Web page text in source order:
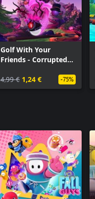
Golf With Your
Friends - Corrupted
4,99 € 1,24 € -75%